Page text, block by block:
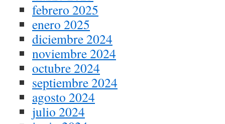
febrero 2025
enero 2025
diciembre 2024
noviembre 2024
octubre 2024
septiembre 2024
agosto 2024
julio 2024